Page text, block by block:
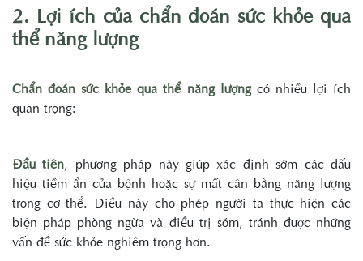
2. Lợi ích của chẩn đoán sức khỏe qua
thể năng lượng
Chẩn đoán sức khỏe qua thể năng lượngcó nhiều lợi ích
quan trọng:
Đầu tiên, phương pháp này giúp xác định sớm các dấu
hiệu tiềm ẩn của bệnh hoặc sự mất cân bằng năng lượng
trong cơ thể. Điều này cho phép người ta thực hiện các
biện pháp phòng ngừa và điều trị sớm, tránh được những
vấn đề sức khỏe nghiêm trọng hơn.